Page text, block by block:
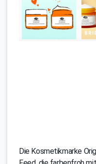
Die Kosmetikmarke